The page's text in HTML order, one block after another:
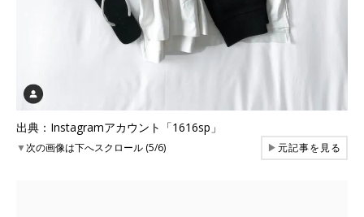
出典：Instagramアカウント「1616sp」
▼次の画像は下へスクロール (5/6) ▶元記事を見る